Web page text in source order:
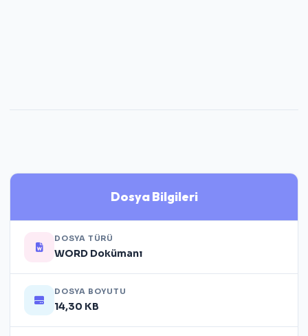
Dosya Bilgileri
DOSYA TÜRÜ
WORD Dokümanı
DOSYA BOYUTU
14,30 KB